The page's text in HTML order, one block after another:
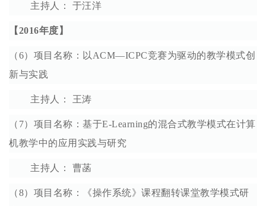
主持人： 于汪洋
【2016年度】
（6）项目名称：以ACM—ICPC竞赛为驱动的教学模式创
新与实践
主持人： 王涛
（7）项目名称：基于E-Learning的混合式教学模式在计算
机教学中的应用实践与研究
主持人： 曹菡
（8）项目名称：《操作系统》课程翻转课堂教学模式研